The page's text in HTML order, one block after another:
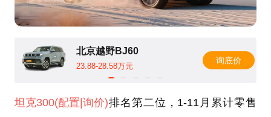
北京越野BJ60
23.88-28.58万元
询底价
坦克300(配置|询价)排名第二位，1-11月累计零售